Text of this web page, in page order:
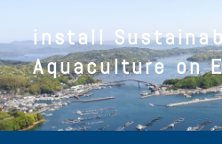
install
Aquaculture on